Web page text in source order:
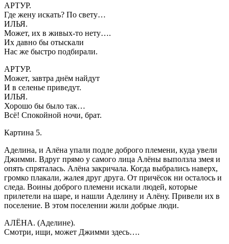
АРТУР.
Где жену искать? По свету…
ИЛЬЯ.
Может, их в живых-то нету….
Их давно бы отыскали
Нас же быстро подбирали.
АРТУР.
Может, завтра днём найдут
И в селенье приведут.
ИЛЬЯ.
Хорошо бы было так…
Всё! Спокойной ночи, брат.
Картина 5.
Аделина, и Алёна упали подле доброго племени, куда увели
Джимми. Вдруг прямо у самого лица Алёны выползла змея и
опять спряталась. Алёна закричала. Когда выбрались наверх,
громко плакали, жалея друг друга. От причёсок ни осталось и
следа. Воины доброго племени искали людей, которые
прилетели на шаре, и нашли Аделину и Алёну. Привели их в
поселение. В этом поселении жили добрые люди.
АЛЁНА. (Аделине).
Смотри, ищи, может Джимми здесь….